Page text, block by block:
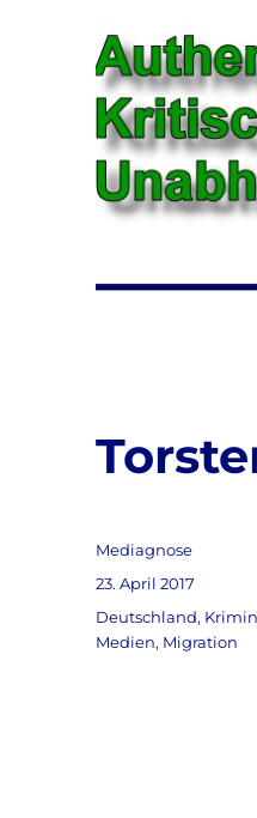
Autor
Mediagnose
Veröffentlicht
am
23. April 2017
Kategorien
Deutschland,
Medien, Migration